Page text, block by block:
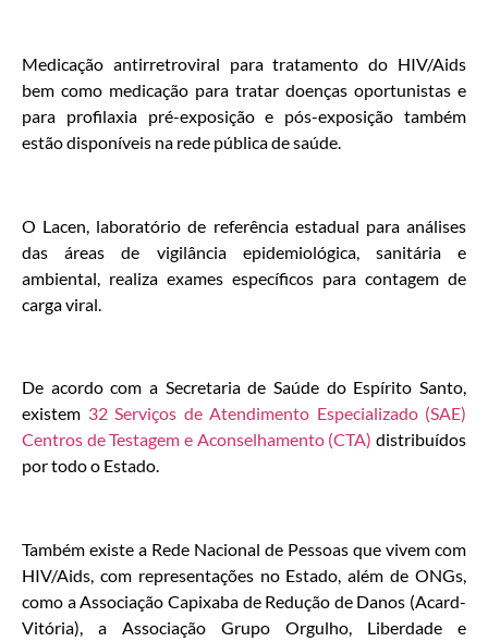
Medicação antirretroviral para tratamento do HIV/Aids
bem como medicação para tratar doenças oportunistas e
para profilaxia pré-exposição e pós-exposição também
estão disponíveis na rede pública de saúde.
O Lacen, laboratório de referência estadual para análises
das áreas de vigilância epidemiológica, sanitária e
ambiental, realiza exames específicos para contagem de
carga viral.
De acordo com a Secretaria de Saúde do Espírito Santo,
existem 32 Serviços de Atendimento Especializado (SAE)
Centros de Testagem e Aconselhamento (CTA) distribuídos
por todo o Estado.
Também existe a Rede Nacional de Pessoas que vivem com
HIV/Aids, com representações no Estado, além de ONGs,
como a Associação Capixaba de Redução de Danos (Acard-
Vitória), a Associação Grupo Orgulho, Liberdade e